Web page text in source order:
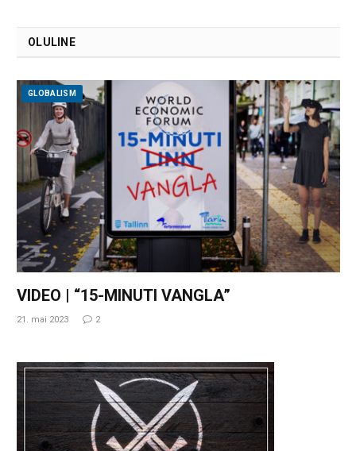
OLULINE
GLOBALISM
VIDEO | “15-MINUTI VANGLA”
21. mai 2023 2